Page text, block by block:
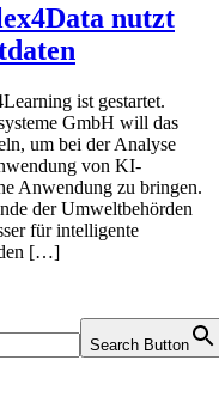
Search Button
nutzt
ist gestartet.
GmbH will das
um bei der Analyse
von KI-
Anwendung zu bringen.
der Umweltbehörden
für intelligente
den […]